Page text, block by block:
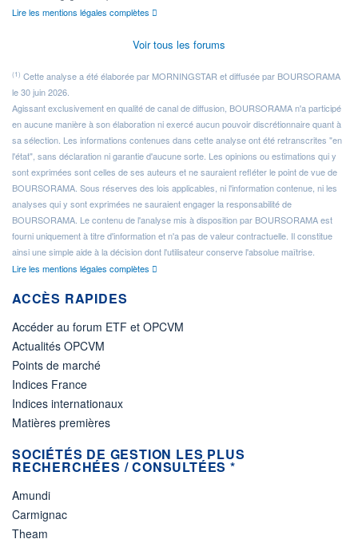
Lire les mentions légales complètes
Voir tous les forums
(1) Cette analyse a été élaborée par MORNINGSTAR et diffusée par BOURSORAMA
le 30 juin 2026.
Agissant exclusivement en qualité de canal de diffusion, BOURSORAMA n'a participé
en aucune manière à son élaboration ni exercé aucun pouvoir discrétionnaire quant à
sa sélection. Les informations contenues dans cette analyse ont été retranscrites "en
l'état", sans déclaration ni garantie d'aucune sorte. Les opinions ou estimations qui y
sont exprimées sont celles de ses auteurs et ne sauraient refléter le point de vue de
BOURSORAMA. Sous réserves des lois applicables, ni l'information contenue, ni les
analyses qui y sont exprimées ne sauraient engager la responsabilité de
BOURSORAMA. Le contenu de l'analyse mis à disposition par BOURSORAMA est
fourni uniquement à titre d'information et n'a pas de valeur contractuelle. Il constitue
ainsi une simple aide à la décision dont l'utilisateur conserve l'absolue maîtrise.
Lire les mentions légales complètes
ACCÈS RAPIDES
Accéder au forum ETF et OPCVM
Actualités OPCVM
Points de marché
Indices France
Indices internationaux
Matières premières
SOCIÉTÉS DE GESTION LES PLUS
RECHERCHÉES / CONSULTÉES *
Amundi
Carmignac
Theam